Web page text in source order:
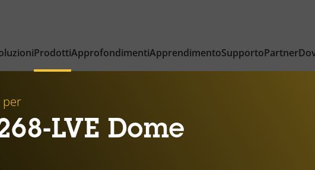
ProdottiApprofondimentiApprendimentoSupportoPartner
per
LVE Dome